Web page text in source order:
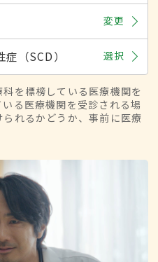
変更
（SCD） 選択
を標榜している医療機関を
る医療機関を受診される場
れるかどうか、事前に医療